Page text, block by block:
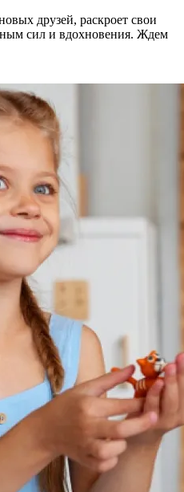
друзей, раскроет свои
сил и вдохновения. Ждем